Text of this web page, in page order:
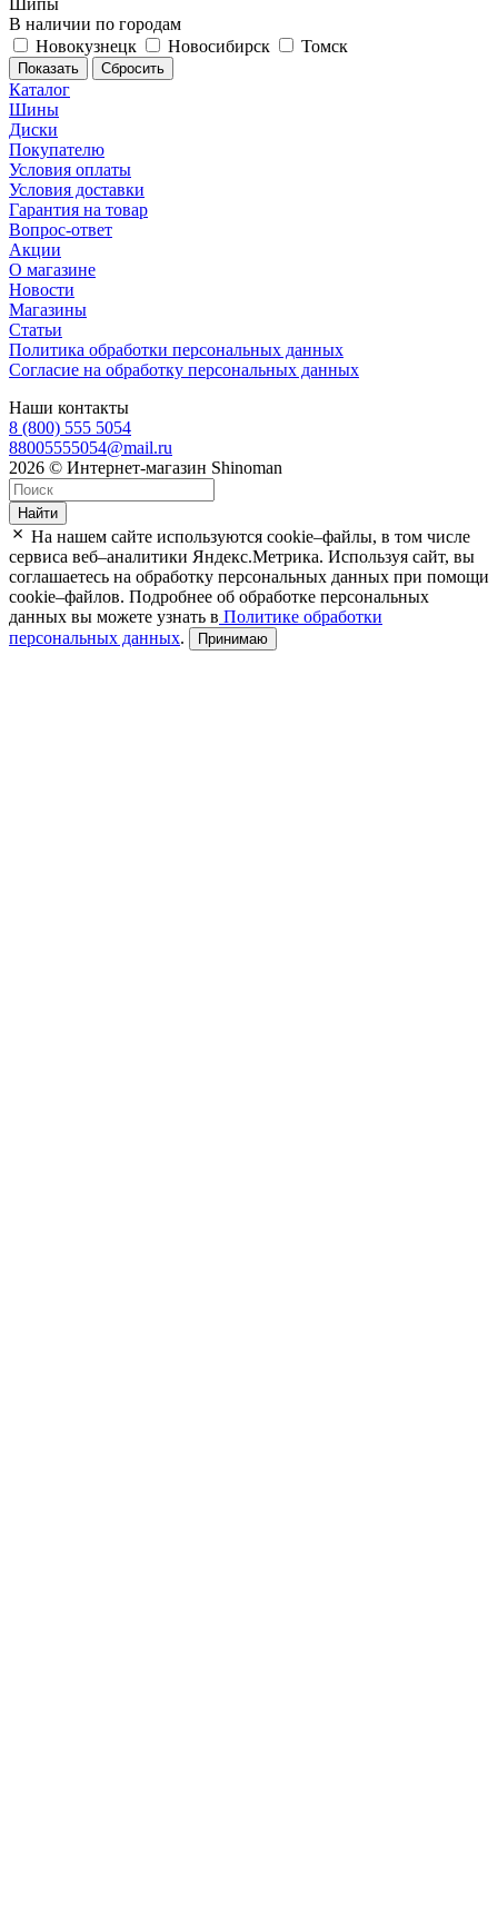
В наличии по городам
Новокузнецк
Новосибирск Томск
Сбросить
Каталог
Шины
Диски
Покупателю
Условия оплаты
Условия доставки
Гарантия на товар
Вопрос-ответ
Акции
О магазине
Новости
Магазины
Статьи
Политика обработки персональных данных
Согласие на обработку персональных данных
Наши контакты
8 (800) 555 5054
88005555054@mail.ru
2026 © Интернет-магазин Shinoman
Найти
На нашем сайте используются cookie–файлы, в том числе
сервиса веб–аналитики Яндекс.Метрика. Используя сайт, вы
соглашаетесь на обработку персональных данных при помощи
cookie–файлов. Подробнее об обработке персональных
данных вы можете узнать в Политике обработки
персональных данных. Принимаю